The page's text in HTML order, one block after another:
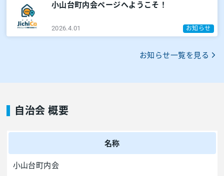
小山台町内会ページへようこそ！
2026.4.01 お知らせ
お知らせ一覧を見る
自治会 概要
名称
小山台町内会